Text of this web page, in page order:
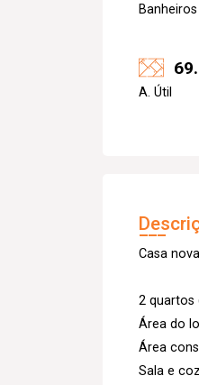
Banheiros
A. Útil
Casa
2 quartos
Área do
Área
Sala e